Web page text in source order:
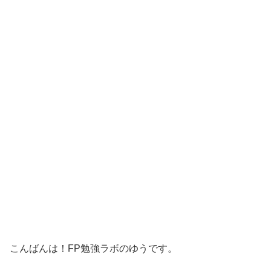
こんばんは！FP勉強ラボのゆうです。